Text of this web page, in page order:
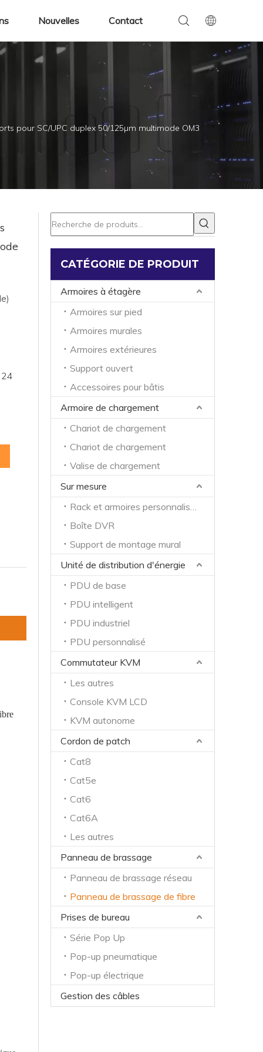
Nouvelles Contact
pour SC/UPC duplex 50/125µm multimode OM3
CATÉGORIE DE PRODUIT
Armoires à étagère
Armoires sur pied
Armoires murales
Armoires extérieures
Support ouvert
Accessoires pour bâtis
Armoire de chargement
Chariot de chargement
Chariot de chargement
Valise de chargement
Sur mesure
Rack et armoires personnalisés
Boîte DVR
Support de montage mural
Unité de distribution d'énergie
PDU de base
PDU intelligent
PDU industriel
PDU personnalisé
Commutateur KVM
Les autres
Console KVM LCD
KVM autonome
Cordon de patch
Cat8
Cat5e
Cat6
Cat6A
Les autres
Panneau de brassage
Panneau de brassage réseau
Panneau de brassage de fibre
Prises de bureau
Série Pop Up
Pop-up pneumatique
Pop-up électrique
Gestion des câbles